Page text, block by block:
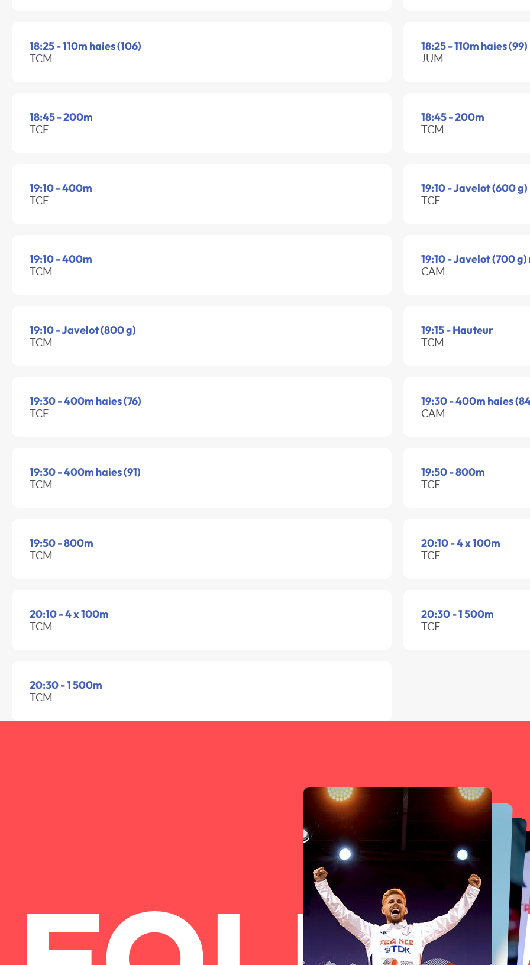
18:25 - 110m haies (106)
TCM -
18:25 - 110m haies (99)
JUM -
18:45 - 200m
TCF -
18:45 - 200m
TCM -
19:10 - 400m
TCF -
19:10 - Javelot (600 g)
TCF -
19:10 - 400m
TCM -
19:10 - Javelot (700 g)
CAM -
19:10 - Javelot (800 g)
TCM -
19:15 - Hauteur
TCM -
19:30 - 400m haies (76)
TCF -
19:30 - 400m haies
CAM -
19:30 - 400m haies (91)
TCM -
19:50 - 800m
TCF -
19:50 - 800m
TCM -
20:10 - 4 x 100m
TCF -
20:10 - 4 x 100m
TCM -
20:30 - 1 500m
TCF -
20:30 - 1 500m
TCM -